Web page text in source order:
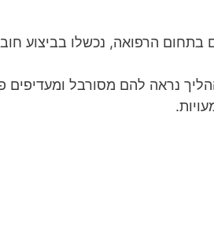
הרפואה, נכשלו בביצוע
נראה להם מסורבל ומעדיפים